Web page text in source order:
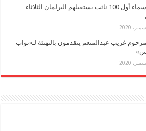
ننشر أسماء أول 100 نائب يستقبلهم البرلمان الثلاثاء
غريب عبدالمنعم يتقدمون بالتهنئة لـ«نواب